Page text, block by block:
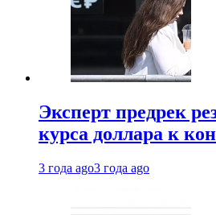
Эксперт предрек
курса доллара к
3 года ago3 года ago